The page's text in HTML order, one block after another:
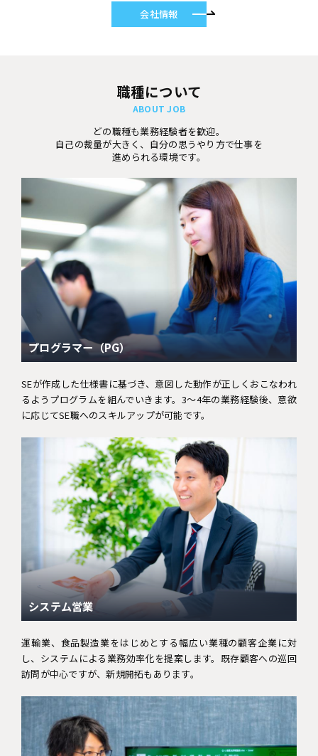
会社情報
職種について
ABOUT JOB
どの職種も業務経験者を歓迎。
自己の裁量が大きく、自分の思うやり方で仕事を
進められる環境です。
プログラマー（PG）
SEが作成した仕様書に基づき、意図した動作が正しくおこなわれ
るようプログラムを組んでいきます。3〜4年の業務経験後、意欲
に応じてSE職へのスキルアップが可能です。
システム営業
運輸業、食品製造業をはじめとする幅広い業種の顧客企業に対
し、システムによる業務効率化を提案します。既存顧客への巡回
訪問が中心ですが、新規開拓もあります。